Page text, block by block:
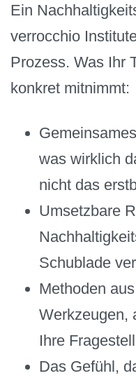
Ein
verrocchio
Prozess. Was Ihr
konkret mitnimmt:
was wirklich
nicht das
Umsetzbare
Schublade
Methoden
Werkzeugen,
Ihre
Das Gefühl,